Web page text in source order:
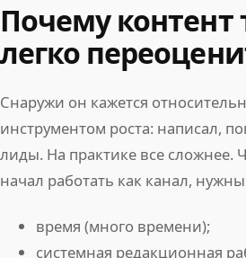
Почему контент
легко
Снаружи он кажется
инструментом роста: написал,
лиды. На практике все сложнее.
начал работать как канал,
время (много времени);
системная редакционная